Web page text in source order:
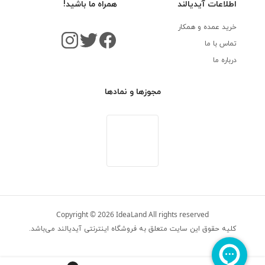
اطلاعات آیدیالند
خرید عمده و همکار
تماس با ما
درباره ما
همراه ما باشید!
مجوزها و نمادها
کلیه حقوق این سایت متعلق به فروشگاه اینترنتی آیدیالند می‌باشد.
Copyright©2026IdeaLandAll rights reserved